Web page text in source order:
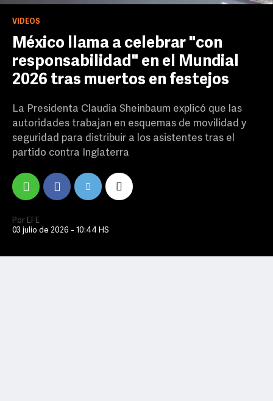
VIDEOS
México llama a celebrar "con
responsabilidad" en el Mundial
2026 tras muertos en festejos
La Presidenta Claudia Sheinbaum explicó que las
autoridades trabajan en esquemas de movilidad y
seguridad para distribuir a los asistentes tras el
partido contra Inglaterra
Por EFE
03 julio de 2026 - 10:44 HS